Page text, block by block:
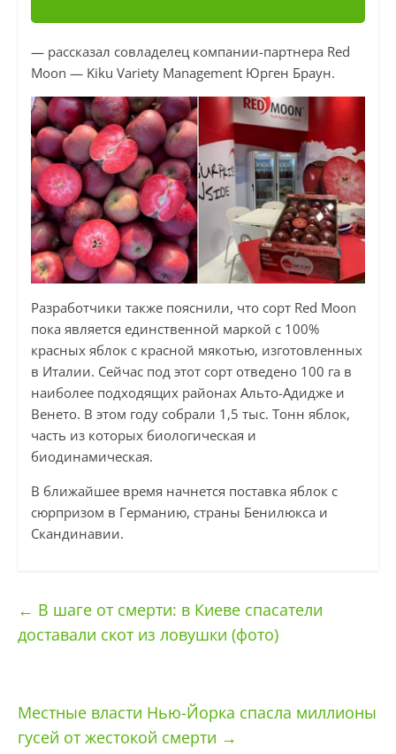
— рассказал совладелец компании-партнера Red
Moon — Kiku Variety Management Юрген Браун.
Разработчики также пояснили, что сорт Red Moon
пока является единственной маркой с 100%
красных яблок с красной мякотью, изготовленных
в Италии. Сейчас под этот сорт отведено 100 га в
наиболее подходящих районах Альто-Адидже и
Венето. В этом году собрали 1,5 тыс. Тонн яблок,
часть из которых биологическая и
биодинамическая.
В ближайшее время начнется поставка яблок с
сюрпризом в Германию, страны Бенилюкса и
Скандинавии.
← В шаге от смерти: в Киеве спасатели
доставали скот из ловушки (фото)
Местные власти Нью-Йорка спасла миллионы
гусей от жестокой смерти →